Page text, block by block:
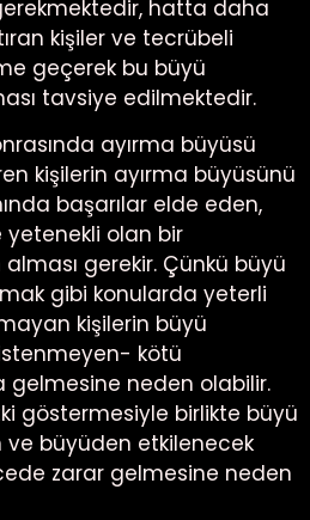
hatta daha
kişiler ve tecrübeli
geçerek bu büyü
tavsiye edilmektedir.
ayırma büyüsü
kişilerin ayırma büyüsünü
başarılar elde eden,
olan bir
gerekir. Çünkü büyü
gibi konularda yeterli
kişilerin büyü
kötü
gelmesine neden olabilir.
göstermesiyle birlikte büyü
büyüden etkilenecek
zarar gelmesine neden